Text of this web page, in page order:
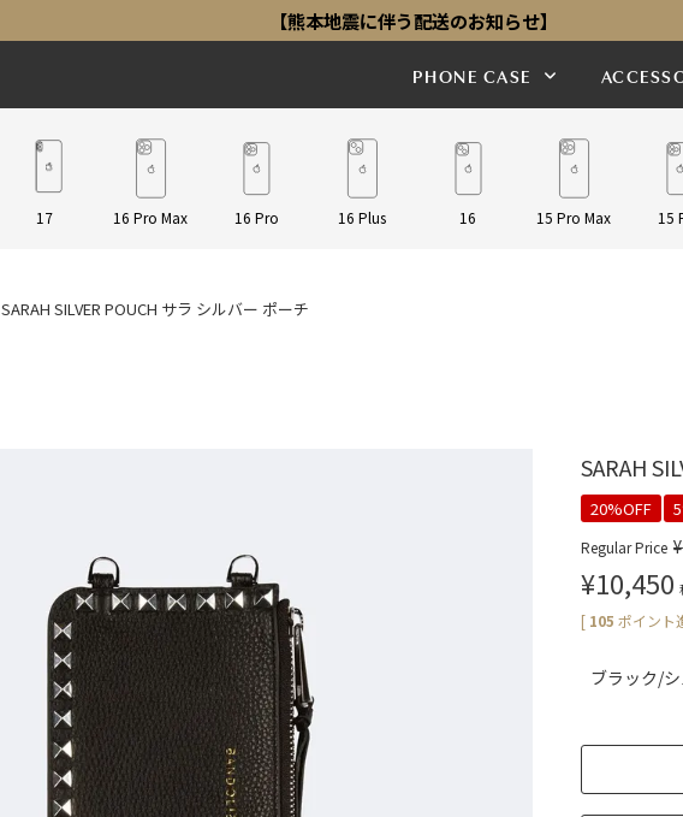
【熊本地震に伴う配送のお知らせ】
PHONE CASE
17 16 Pro Max 16 Pro 16 Plus 16 15 Pro Max 15
SARAH SILVER POUCH サラ シルバー ポーチ
SARAH
20%OFF
Regular Price ¥
¥10,450
[ 105 ポイント
ブラック/